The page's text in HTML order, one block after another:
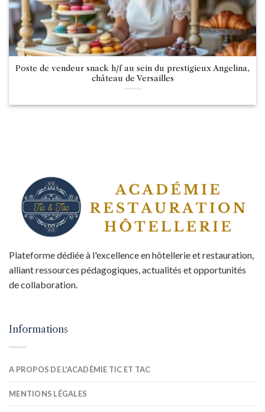
Poste de vendeur snack h/f au sein du prestigieux Angelina,
château de Versailles
Plateforme dédiée à l'excellence en hôtellerie et restauration,
alliant ressources pédagogiques, actualités et opportunités
de collaboration.
Informations
A PROPOS DE L'ACADÉMIE TIC ET TAC
MENTIONS LÉGALES